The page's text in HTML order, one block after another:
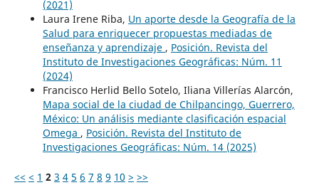
(2021)
Laura Irene Riba, Un aporte desde la Geografía de la
Salud para enriquecer propuestas mediadas de
enseñanza y aprendizaje , Posición. Revista del
Instituto de Investigaciones Geográficas: Núm. 11
(2024)
Francisco Herlid Bello Sotelo, Iliana Villerías Alarcón,
Mapa social de la ciudad de Chilpancingo, Guerrero,
México: Un análisis mediante clasificación espacial
Omega , Posición. Revista del Instituto de
Investigaciones Geográficas: Núm. 14 (2025)
<< < 1 2 3 4 5 6 7 8 9 10 > >>